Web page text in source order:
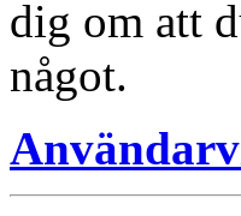
dig om att
något.